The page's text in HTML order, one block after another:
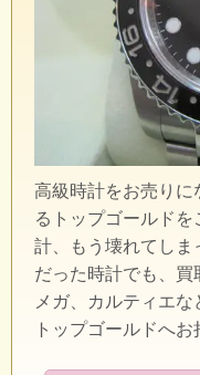
高級時計をお売りに
るトップゴールド
計、もう壊れてしま
だった時計でも、買
メガ、カルティエ
トップゴールドへお